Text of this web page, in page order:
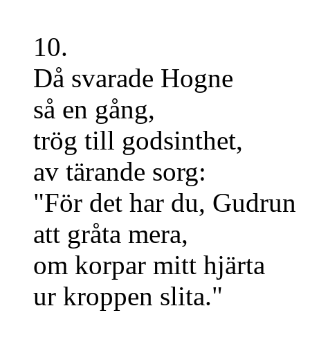
10.
Då svarade Hogne
så en gång,
trög till godsinthet,
av tärande sorg:
"För det har du, Gudrun
att gråta mera,
om korpar mitt hjärta
ur kroppen slita."